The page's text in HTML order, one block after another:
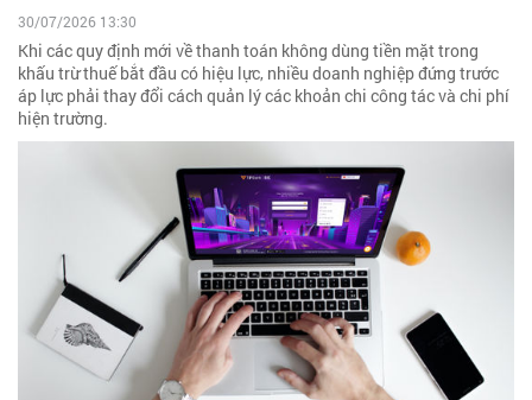
30/07/2026 13:30
Khi các quy định mới về thanh toán không dùng tiền mặt trong
khấu trừ thuế bắt đầu có hiệu lực, nhiều doanh nghiệp đứng trước
áp lực phải thay đổi cách quản lý các khoản chi công tác và chi phí
hiện trường.